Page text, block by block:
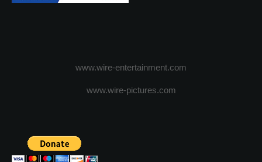
www.wire-entertainment.com
www.wire-pictures.com